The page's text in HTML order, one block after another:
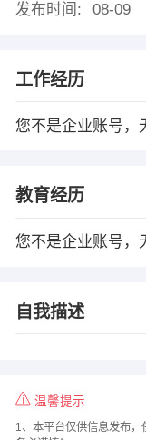
发布时间:
08-09
工作经历
您不是企业账号，
教育经历
您不是企业账号，
自我描述
温馨提示
1、本平台仅供信息发布